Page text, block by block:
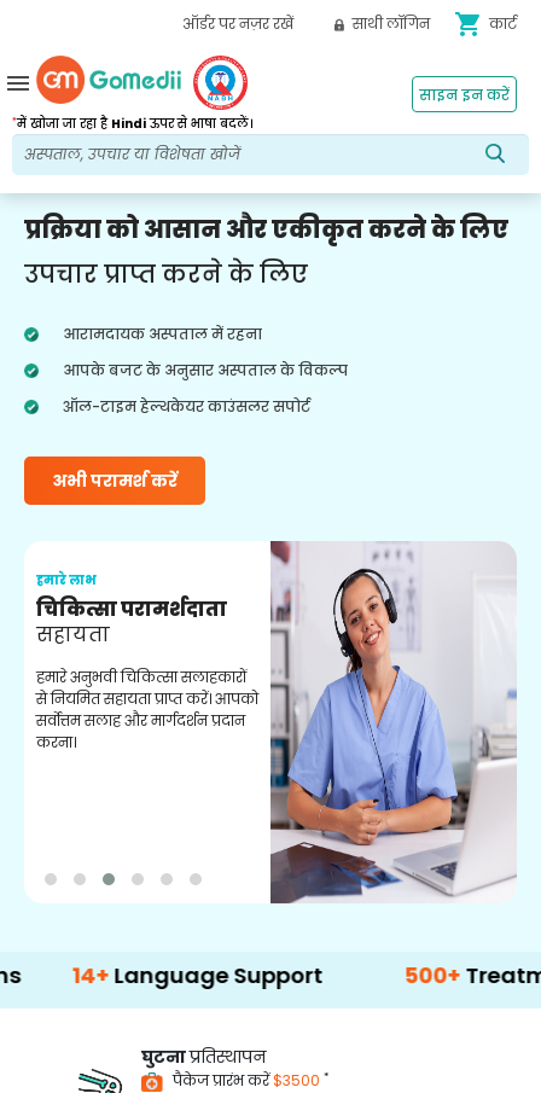
ऑर्डर पर नज़र रखें साथी लॉगिन shopping_cart कार्ट
*में खोजा जा रहा है Hindiऊपर से भाषा बदलें।
साइन इन करें
menu
प्रक्रिया को आसान और एकीकृत करने के लिए
उपचार प्राप्त करने के लिए
आरामदायक अस्पताल में रहना
आपके बजट के अनुसार अस्पताल के विकल्प
ऑल-टाइम हेल्थकेयर काउंसलर सपोर्ट
अभी परामर्श करें
हमारे लाभ
चिकित्सा परामर्शदाता
सहायता
हमारे अनुभवी चिकित्सा सलाहकारों
से नियमित सहायता प्राप्त करें। आपको
सर्वोत्तम सलाह और मार्गदर्शन प्रदान
करना।
Language Support 500+ Treatment
घुटनाप्रतिस्थापन
पैकेज प्रारंभ करें$3500 *